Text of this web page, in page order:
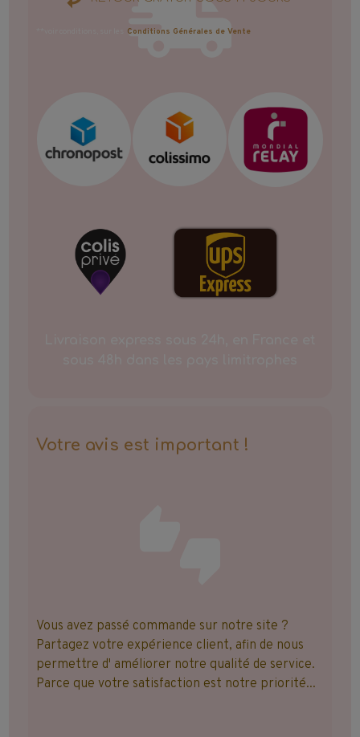
Conditions Générales de Vente
Votre avis est important !
Vous avez passé commande sur notre site ?
Partagez votre expérience client, afin de nous
permettre d' améliorer notre qualité de service.
Parce que votre satisfaction est notre priorité...